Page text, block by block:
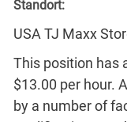
Standort:
USA TJ Maxx
This position has
$13.00 per hour.
by a number of